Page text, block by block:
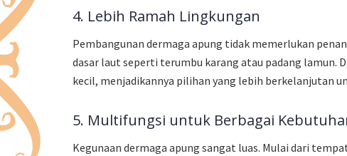
4. Lebih Ramah Lingkungan
Pembangunan dermaga apung tidak memerlukan
dasar laut seperti terumbu karang atau padang lamun.
kecil, menjadikannya pilihan yang lebih berkelanjutan
5. Multifungsi untuk Berbagai
Kegunaan dermaga apung sangat luas. Mulai dari